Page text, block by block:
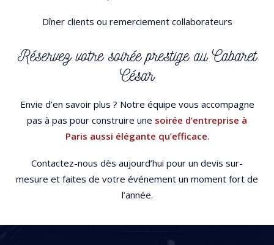
Dîner clients ou remerciement collaborateurs
Réservez votre soirée prestige au Cabaret
César
Envie d’en savoir plus ? Notre équipe vous accompagne
pas à pas pour construire une soirée d’entreprise à
Paris aussi élégante qu’efficace.
Contactez-nous dès aujourd’hui pour un devis sur-
mesure et faites de votre événement un moment fort de
l’année.